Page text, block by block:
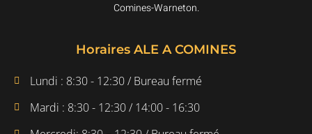
Comines-Warneton.
Horaires ALE A COMINES
Lundi : 8:30 - 12:30 / Bureau fermé
Mardi : 8:30 - 12:30 / 14:00 - 16:30